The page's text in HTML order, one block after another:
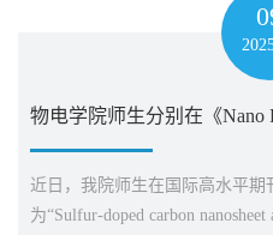
近日，我院师生在国际高水平期
为“Sulfur-doped carbon